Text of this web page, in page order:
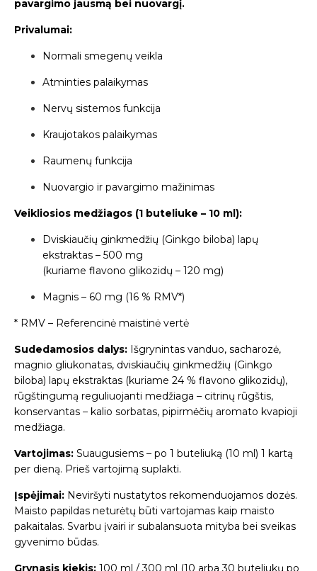
pavargimo jausmą bei nuovargį.
Privalumai:
Normali smegenų veikla
Atminties palaikymas
Nervų sistemos funkcija
Kraujotakos palaikymas
Raumenų funkcija
Nuovargio ir pavargimo mažinimas
Veikliosios medžiagos (1 buteliuke – 10 ml):
Dviskiaučių ginkmedžių (Ginkgo biloba) lapų
ekstraktas – 500 mg
(kuriame flavono glikozidų – 120 mg)
Magnis – 60 mg (16 % RMV*)
* RMV – Referencinė maistinė vertė
Sudedamosios dalys: Išgrynintas vanduo, sacharozė,
magnio gliukonatas, dviskiaučių ginkmedžių (Ginkgo
biloba) lapų ekstraktas (kuriame 24 % flavono glikozidų),
rūgštingumą reguliuojanti medžiaga – citrinų rūgštis,
konservantas – kalio sorbatas, pipirmėčių aromato kvapioji
medžiaga.
Vartojimas: Suaugusiems – po 1 buteliuką (10 ml) 1 kartą
per dieną. Prieš vartojimą suplakti.
Įspėjimai: Neviršyti nustatytos rekomenduojamos dozės.
Maisto papildas neturėtų būti vartojamas kaip maisto
pakaitalas. Svarbu įvairi ir subalansuota mityba bei sveikas
gyvenimo būdas.
Grynasis kiekis: 100 ml / 300 ml (10 arba 30 buteliukų po